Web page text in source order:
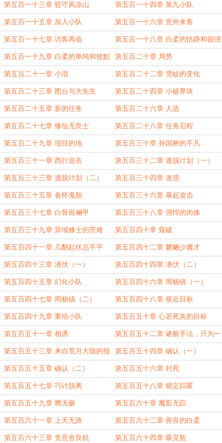
第五百一十三章 驻守风凉山 第五百一十四章 第九小队
第五百一十五章 加入小队 第五百一十六章 意外来客
第五百一十七章 访客再临 第五百一十八章 白柔的恬静和倔强
第五百一十九章 白柔的单纯和狡黠 第五百二十章 局势
第五百二十一章 小混 第五百二十二章 雪蚊的变化
第五百二十三章 图台与大先生 第五百二十四章 小破界珠
第五百二十五章 新的任务 第五百二十六章 人选
第五百二十七章 修仙无良士 第五百二十八章 任务启程
第五百二十九章 现目的地 第五百三十章 孙国树的不凡
第五百三十一章 西行追击 第五百三十二章 逃脱计划（一）
第五百三十三章 逃脱计划（二） 第五百三十四章 迷惑
第五百三十五章 各怀鬼胎 第五百三十六章 暴起攻击
第五百三十七章 白骨斑斓甲 第五百三十八章 强悍的肉体
第五百三十九章 异域修士的苦难 第五百四十章 窥破
第五百四十一章 几翻起伏总不平 第五百四十二章 魍魉少庸才
第五百四十三章 潜伏（一） 第五百四十四章 潜伏（二）
第五百四十五章 幻化小队 第五百四十六章 周杨镇（一）
第五百四十七章 周杨镇（二） 第五百四十八章 接近目标
第五百四十九章 重组小队 第五百五十章 心若死灰的目标
第五百五十一章 相诱 第五百五十二章 诸般手法，只为一
击
第五百五十三章 来自荒月大陆的报
复
第五百五十四章 确认（一）
第五百五十五章 确认（二） 第五百五十六章 封死
第五百五十七章 巧计脱离 第五百五十八章 锁定踪匿
第五百五十九章 腾无极 第五百六十章 魔影无踪
第五百六十一章 上天无路 第五百六十二章 善良的白柔
第五百六十三章 贪意舍良机 第五百六十四章 吸灵瓶